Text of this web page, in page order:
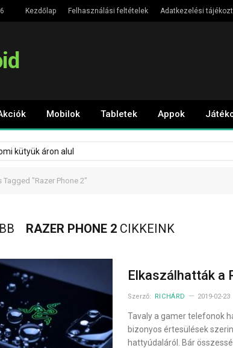
Kezdőlap Felhasználási feltételek Adatkezelési
Mobilok Tabletek Appok
kütyük áron alul
Tagged "Razer Phone 2"
RAZER PHONE 2 CIKKEINK
Elkaszálhatták a
Szerző: RICHÁRD 2019-02-23
Tavaly a gamer telefonok
bizonyos értesülések
hattyúdaláról. Bár